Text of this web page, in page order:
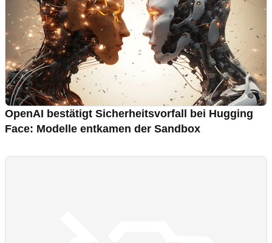
OpenAI bestätigt Sicherheitsvorfall bei Hugging
Face: Modelle entkamen der Sandbox